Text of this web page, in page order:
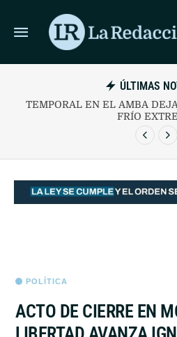
ÚLTIMAS
BAUSILI DESCARTA UN RESCATE
DEUDORES MOROSOS
POLÍTICA
ACTO DE CIERRE EN